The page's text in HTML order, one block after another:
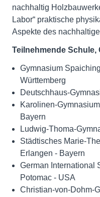
nachhaltig
Labor“ praktische
Aspekte des
Teilnehmende Schule,
Gymnasium
Württemberg
Deutschhaus-
Karolinen-
Bayern
Ludwig-Thoma-
Städtisches Marie-
Erlangen - Bayern
German International
Potomac - USA
Christian-von-Dohm-